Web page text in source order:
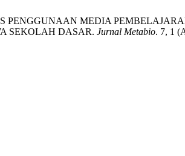
PENGGUNAAN MEDIA
SEKOLAH DASAR. Jurnal Metabio. 7, 1